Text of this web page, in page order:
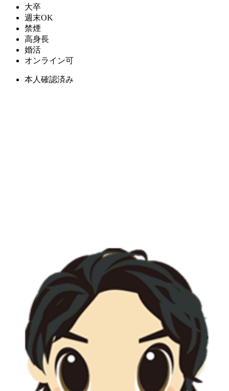
大卒
週末OK
禁煙
高身長
婚活
オンライン可
本人確認済み